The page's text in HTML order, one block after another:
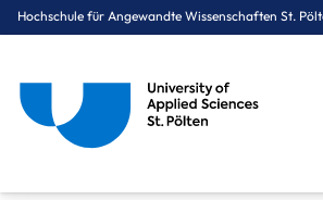
Hochschule für Angewandte Wissenschaften St.